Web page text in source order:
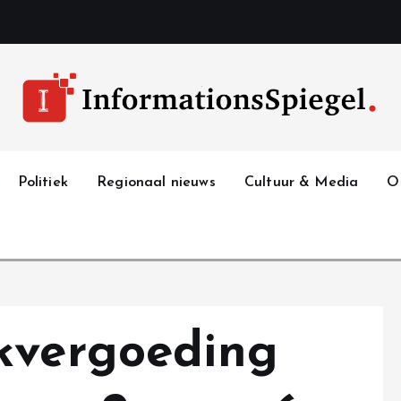
Politiek Regionaal nieuws Cultuur & Media